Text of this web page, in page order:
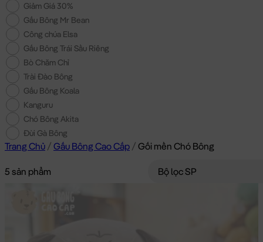
Giảm Giá 30%
Gấu Bông Mr Bean
Công chúa Elsa
Gấu Bông Trái Sầu Riêng
Bò Chăm Chỉ
Trài Đào Bông
Gấu Bông Koala
Kanguru
Chó Bông Akita
Đùi Gà Bông
Trang Chủ / Gấu Bông Cao Cấp / Gối mền Chó Bông
5 sản phẩm Bộ lọc SP